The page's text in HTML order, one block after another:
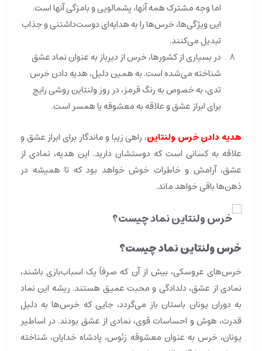
اما وجه مشترک همه آنها، پشمالویی و بامزگی آنها است.
این ویژگی‌ها، خرس‌ها را به هدایه‌ای دوست‌داشتنی و جذاب
تبدیل می‌کنند.
در بسیاری از کشورها، خرس از دیرباز به عنوان نماد عشق
شناخته می‌شده است. به همین دلیل، هدیه دادن خرس
تدی، به خصوص به رنگ قرمز، در روز ولنتاین روشی رایج
برای ابراز عشق و علاقه به معشوقه یا همسر است.
هدیه دادن خرس ولنتاین، راهی زیبا و ماندگار برای ابراز عشق و
علاقه به کسانی است که دوستشان دارید. این هدیه، نمادی از
عشق، آرامش و خاطرات خوش خواهد بود که تا همیشه در
ذهن‌ها باقی خواهد ماند.
خرس ولنتاین نماد چیست؟
خرس‌های عروسکی، بیش از آن که صرفاً یک اسباب‌بازی باشند،
نمادی از عشق، دلدادگی و محبت عمیق هستند. ریشه این نماد
به دوران یونان باستان باز می‌گردد، جایی که خرس‌ها به دلیل
قدرت، هوش و احساسات قوی، نمادی از عشق بودند. در اساطیر
یونان، خرس به عنوان معشوقه زئوس، پادشاه خدایان، شناخته